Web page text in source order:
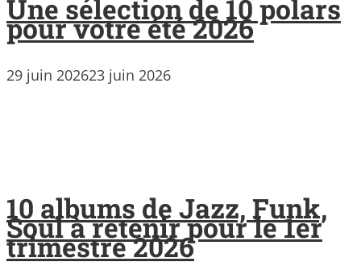
Une sélection de 10 polars
pour votre été 2026
29 juin 202623 juin 2026
10 albums de Jazz, Funk,
Soul à retenir pour le 1er
trimestre 2026